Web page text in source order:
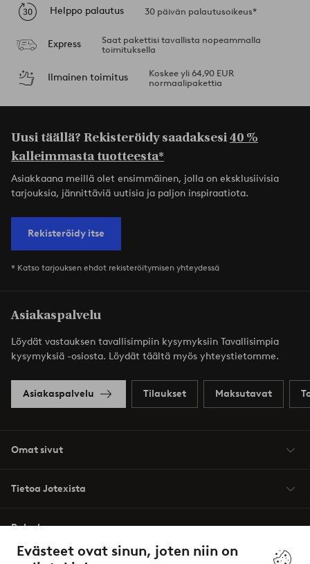
Evästeet ovat sinun, joten niin on
Helppo palautus 30 päivän palautusoikeus*
Express
Saat pakettisi tavallista nopeammalla
toimituksella
Ilmainen toimitus
Koskee yli 64,90 EUR
normaalipakettia
Uusi täällä? Rekisteröidy saadaksesi40 %
kalleimmasta tuotteesta*
Asiakkaana meillä olet ensimmäinen, jolla on eksklusiivisia
tarjouksia, jännittäviä uutisia ja paljon inspiraatiota.
Rekisteröidy itse
* Katso tarjouksen ehdot rekisteröitymisen yhteydessä
Asiakaspalvelu
Löydät vastauksen tavallisimpiin kysymyksiin Tavallisimpia
kysymyksiä -osiosta. Löydät täältä myös yhteystietomme.
Asiakaspalvelu Tilaukset Maksutavat
Omat sivut
Tietoa Jotexista
Palvelumme